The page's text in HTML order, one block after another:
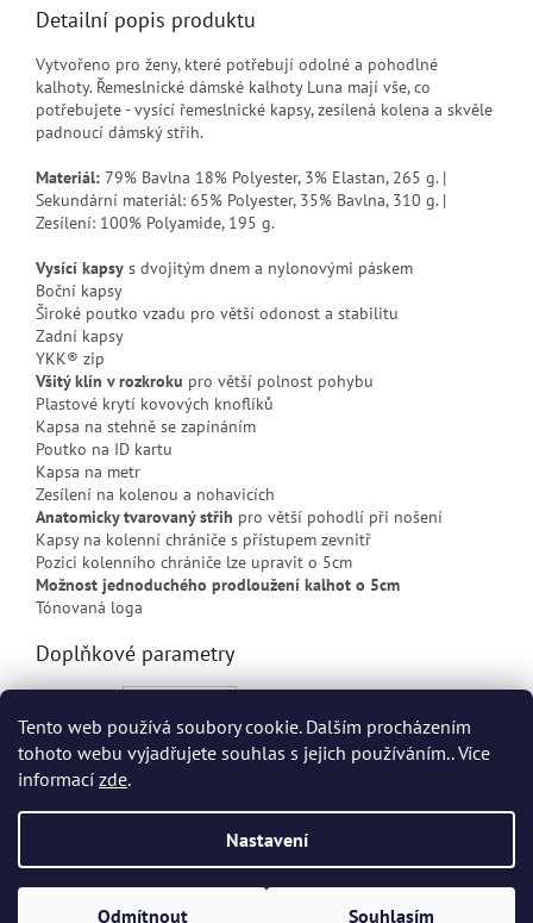
Tento web používá soubory cookie. Dalším procházením
tohoto webu vyjadřujete souhlas s jejich používáním.. Více
informací zde.
Nastavení
Odmítnout Souhlasím
Detailní popis produktu
Vytvořeno pro ženy, které potřebují odolné a pohodlné
kalhoty. Řemeslnické dámské kalhoty Luna mají vše, co
potřebujete - vysící řemeslnické kapsy, zesílená kolena a skvěle
padnoucí dámský střih.
Materiál: 79% Bavlna 18% Polyester, 3% Elastan, 265 g. |
Sekundární materiál: 65% Polyester, 35% Bavlna, 310 g. |
Zesílení: 100% Polyamide, 195 g.
Vysící kapsy s dvojitým dnem a nylonovými páskem
Boční kapsy
Široké poutko vzadu pro větší odonost a stabilitu
Zadní kapsy
YKK® zip
Všitý klín v rozkroku pro větší polnost pohybu
Plastové krytí kovových knoflíků
Kapsa na stehně se zapínáním
Poutko na ID kartu
Kapsa na metr
Zesílení na kolenou a nohavicích
Anatomicky tvarovaný střih pro větší pohodlí při nošení
Kapsy na kolenní chrániče s přístupem zevnitř
Pozici kolenního chrániče lze upravit o 5cm
Možnost jednoduchého prodloužení kalhot o 5cm
Tónovaná loga
Doplňkové parametry
EAN : Zvolte variantu
Vytvořil Shoptet
Copyright 2026HHT Workwear . Všechna práva vyhrazena.